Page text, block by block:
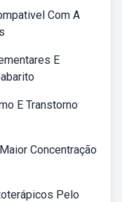
Com A
E
E Transtorno
Concentração
Pelo